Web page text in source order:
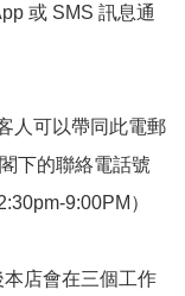
或 SMS 訊息通
人可以帶同此電郵
下的聯絡電話號
9:00PM）
店會在三個工作